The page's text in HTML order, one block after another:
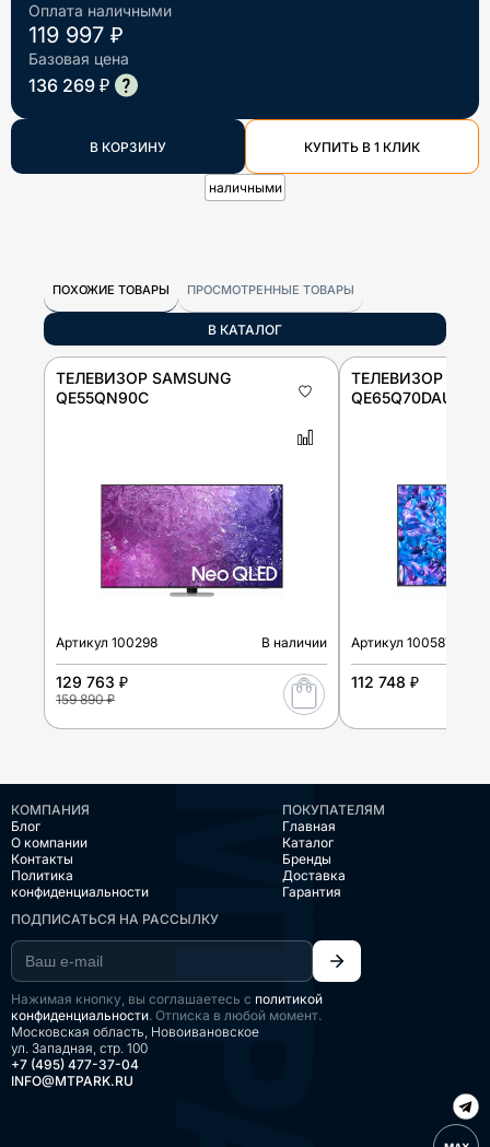
Оплата наличными
119 997 ₽
Базовая цена
136 269 ₽
В КОРЗИНУ КУПИТЬ В 1 КЛИК
наличными
ПОХОЖИЕ ТОВАРЫ ПРОСМОТРЕННЫЕ ТОВАРЫ
В КАТАЛОГ
ТЕЛЕВИЗОР SAMSUNG
QE55QN90C
Артикул 100298 В наличии
129 763 ₽
159 890 ₽
ТЕЛЕВИЗОР
QE65Q70DAUXRU
Артикул 100587
112 748 ₽
КОМПАНИЯ
Блог
О компании
Контакты
Политика
конфиденциальности
ПОКУПАТЕЛЯМ
Главная
Каталог
Бренды
Доставка
Гарантия
ПОДПИСАТЬСЯ НА РАССЫЛКУ
Нажимая кнопку, вы соглашаетесь с политикой
конфиденциальности. Отписка в любой момент.
Московская область, Новоивановское
ул. Западная, стр. 100
+7 (495) 477-37-04
INFO@MTPARK.RU